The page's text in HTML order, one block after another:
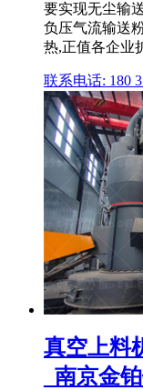
要实现无尘输
负压气流输送
热,正值各企业
联系电话: 180
真空上料
_南京金